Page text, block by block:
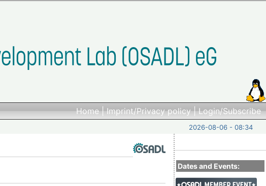
Home|Imprint/Privacy policy|Login/Subscribe
2026-08-06 - 08:34
Dates and Events: